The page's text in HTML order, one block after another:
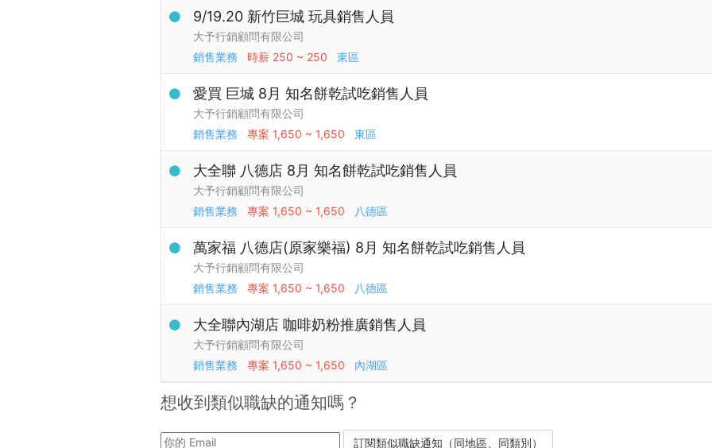
9/19.20 新竹巨城 玩具銷售人員
大予行銷顧問有限公司
銷售業務
時薪 250 ~ 250 東區
愛買 巨城 8月 知名餅乾試吃銷售人員
大予行銷顧問有限公司
銷售業務
專案 1,650 ~ 1,650 東區
大全聯 八德店 8月 知名餅乾試吃銷售人員
大予行銷顧問有限公司
銷售業務
專案 1,650 ~ 1,650 八德區
萬家福 八德店(原家樂福) 8月 知名餅乾試吃銷售人員
大予行銷顧問有限公司
銷售業務
專案 1,650 ~ 1,650 八德區
大全聯內湖店 咖啡奶粉推廣銷售人員
大予行銷顧問有限公司
銷售業務
專案 1,650 ~ 1,650 內湖區
想收到類似職缺的通知嗎？